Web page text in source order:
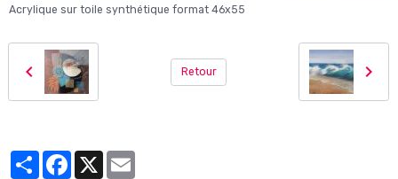
Acrylique sur toile synthétique format 46x55
Retour
PartagerFacebook